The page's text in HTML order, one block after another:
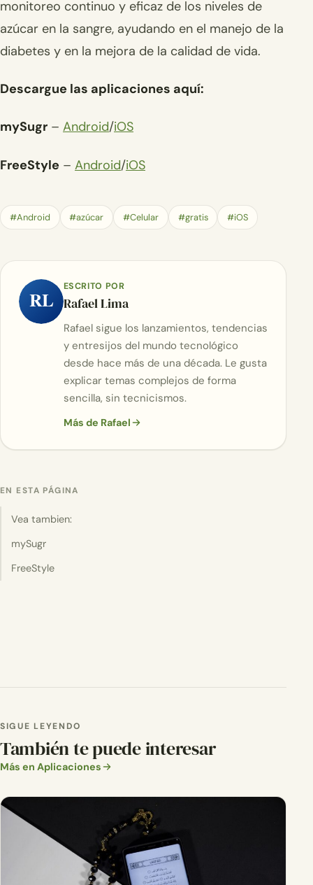
monitoreo continuo y eficaz de los niveles de
azúcar en la sangre, ayudando en el manejo de la
diabetes y en la mejora de la calidad de vida.
Descargue las aplicaciones aquí:
mySugr – Android/iOS
FreeStyle – Android/iOS
#Android #azúcar #Celular #gratis #iOS
RL
ESCRITO POR
Rafael Lima
Rafael sigue los lanzamientos, tendencias
y entresijos del mundo tecnológico
desde hace más de una década. Le gusta
explicar temas complejos de forma
sencilla, sin tecnicismos.
Más de Rafael
EN ESTA PÁGINA
Vea tambien:
mySugr
FreeStyle
SIGUE LEYENDO
También te puede interesar
Más en Aplicaciones